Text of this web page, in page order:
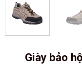
Giày bảo